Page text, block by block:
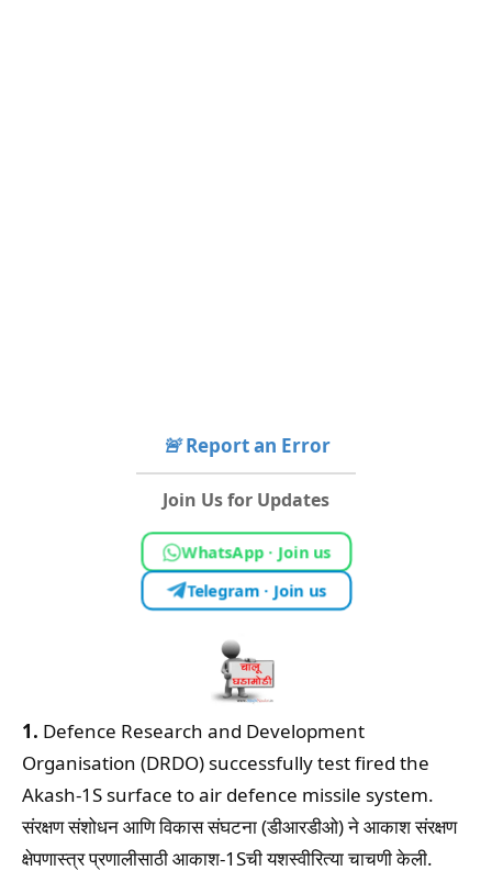
🚨Report an Error
Join Us for Updates
WhatsApp · Join us
Telegram · Join us
1. Defence Research and Development
Organisation (DRDO) successfully test fired the
Akash-1S surface to air defence missile system.
संरक्षण संशोधन आणि विकास संघटना (डीआरडीओ) ने आकाश संरक्षण
क्षेपणास्त्र प्रणालीसाठी आकाश-1Sची यशस्वीरित्या चाचणी केली.